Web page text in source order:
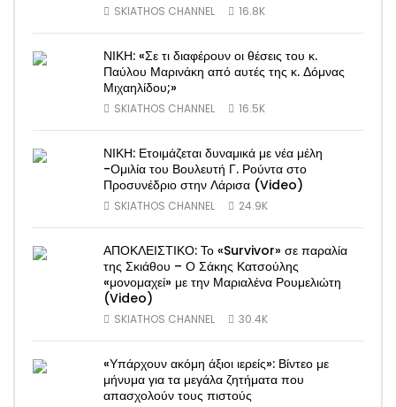
SKIATHOS CHANNEL 16.8K
ΝΙΚΗ: «Σε τι διαφέρουν οι θέσεις του κ.
Παύλου Μαρινάκη από αυτές της κ. Δόμνας
Μιχαηλίδου;»
SKIATHOS CHANNEL 16.5K
ΝΙΚΗ: Ετοιμάζεται δυναμικά με νέα μέλη
-Ομιλία του Βουλευτή Γ. Ρούντα στο
Προσυνέδριο στην Λάρισα (Video)
SKIATHOS CHANNEL 24.9K
ΑΠΟΚΛΕΙΣΤΙΚΟ: Το «Survivor» σε παραλία
της Σκιάθου – Ο Σάκης Κατσούλης
«μονομαχεί» με την Μαριαλένα Ρουμελιώτη
(Video)
SKIATHOS CHANNEL 30.4K
«Υπάρχουν ακόμη άξιοι ιερείς»: Βίντεο με
μήνυμα για τα μεγάλα ζητήματα που
απασχολούν τους πιστούς